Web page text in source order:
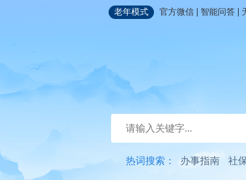
老年模式 官方微信 | 智能问答 |
热词搜索： 办事指南 社